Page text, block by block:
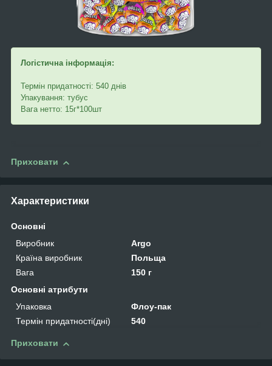
Логістична інформація:
Термін придатності: 540 днів
Упакування: тубус
Вага нетто: 15г*100шт
Приховати
Характеристики
Основні
Виробник
Argo
Країна виробник
Польща
Вага
150 г
Основні атрибути
Упаковка
Флоу-пак
Термін придатності(дні)
540
Приховати